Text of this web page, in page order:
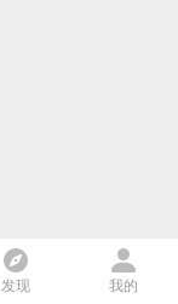
发现 我的